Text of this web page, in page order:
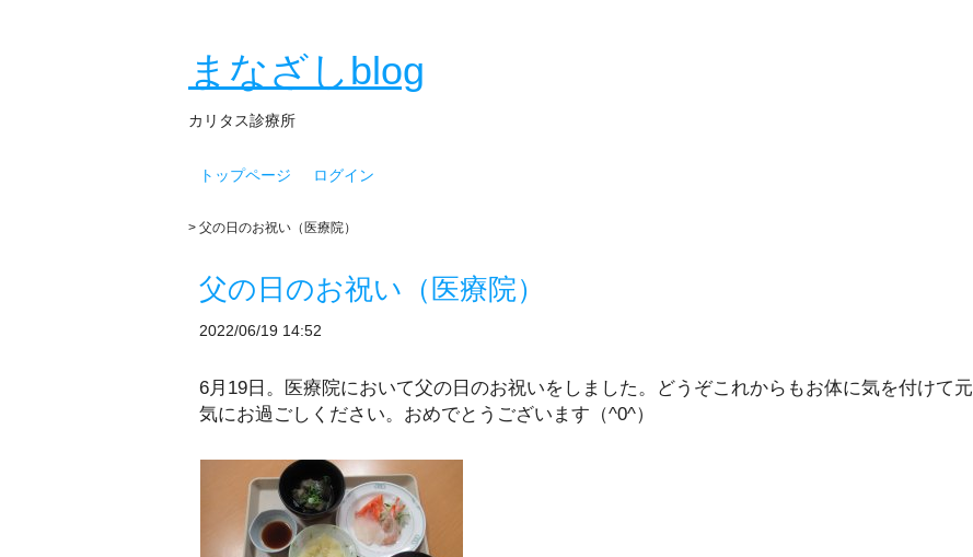
まなざしblog
カリタス診療所
トップページ ログイン
> 父の日のお祝い（医療院）
父の日のお祝い（医療院）
2022/06/19 14:52
6月19日。医療院において父の日のお祝いをしました。どうぞこれからもお体に気を付けて元
気にお過ごしください。おめでとうございます（^0^）